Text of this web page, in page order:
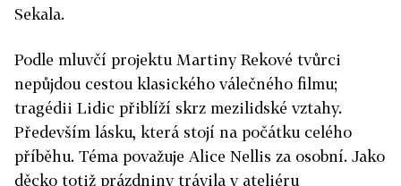
Sekala.
Podle mluvčí projektu Martiny Rekové tvůrci
nepůjdou cestou klasického válečného filmu;
tragédii Lidic přiblíží skrz mezilidské vztahy.
Především lásku, která stojí na počátku celého
příběhu. Téma považuje Alice Nellis za osobní. Jako
děcko totiž prázdniny trávila v ateliéru